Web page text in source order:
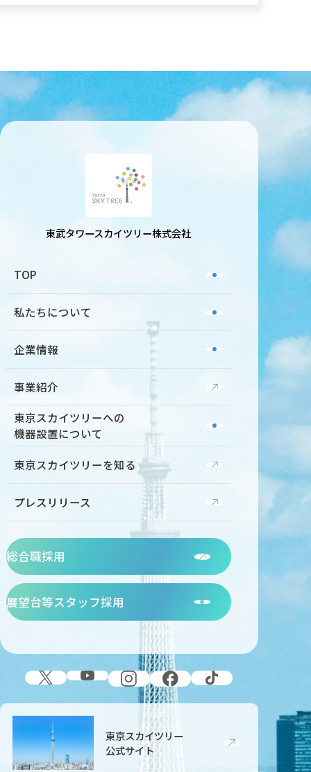
東武タワースカイツリー株式会社
TOP
私たちについて
企業情報
事業紹介
東京スカイツリーへの
機器設置について
東京スカイツリーを知る
プレスリリース
総合職採用
展望台等スタッフ採用
公式SNS
東京スカイツリー
公式サイト